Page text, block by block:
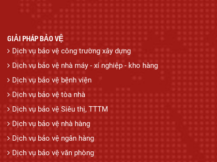
GIẢI PHÁP BẢO VỆ
Dịch vụ bảo vệ công trường xây dựng
Dịch vụ bảo vệ nhà máy - xí nghiệp - kho hàng
Dịch vụ bảo vệ bệnh viện
Dịch vụ bảo vệ tòa nhà
Dịch vụ bảo vệ Siêu thị, TTTM
Dịch vụ bảo vệ nhà hàng
Dịch vụ bảo vệ ngân hàng
Dịch vụ bảo vệ văn phòng